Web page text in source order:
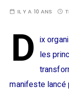
IL Y A 10 ANS
D ix
les
manifeste lancé